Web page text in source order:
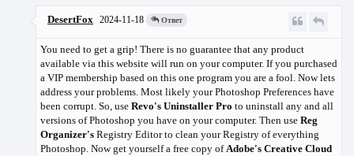
DesertFox 2024-11-18 Ответ
You need to get a grip! There is no guarantee that any product
available via this website will run on your computer. If you purchased
a VIP membership based on this one program you are a fool. Now lets
address your problems. Most likely your Photoshop Preferences have
been corrupt. So, use Revo's Uninstaller Pro to uninstall any and all
versions of Photoshop you have on your computer. Then use Reg
Organizer's Registry Editor to clean your Registry of everything
Photoshop. Now get yourself a free copy ofAdobe's Creative Cloud